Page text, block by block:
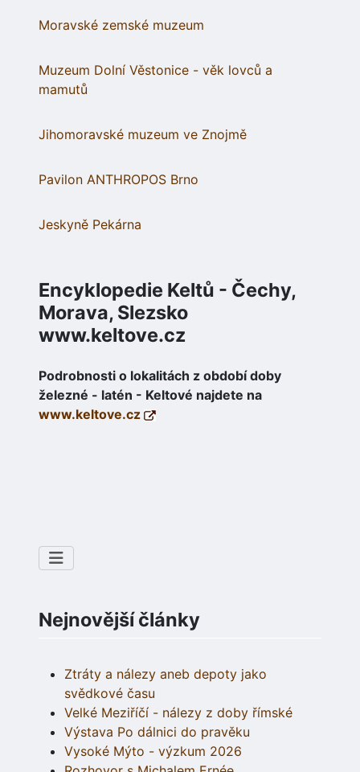
Moravské zemské muzeum
Muzeum Dolní Věstonice - věk lovců a
mamutů
Jihomoravské muzeum ve Znojmě
Pavilon ANTHROPOS Brno
Jeskyně Pekárna
Encyklopedie Keltů - Čechy,
Morava, Slezsko
www.keltove.cz
Podrobnosti o lokalitách z období doby
železné - latén - Keltové najdete na
www.keltove.cz
Nejnovější články
Ztráty a nálezy aneb depoty jako
svědkové času
Velké Meziříčí - nálezy z doby římské
Výstava Po dálnici do pravěku
Vysoké Mýto - výzkum 2026